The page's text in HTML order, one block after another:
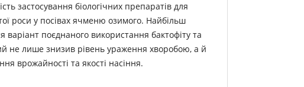
застосування біологічних препаратів для
роси у посівах ячменю озимого. Найбільш
поєднаного використання бактофіту та
не лише знизив рівень ураження хворобою, а й
врожайності та якості насіння.